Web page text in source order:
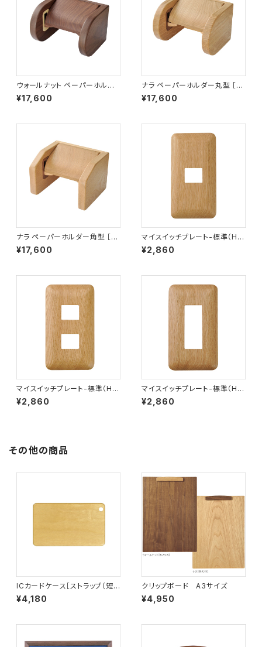
ウォールナット ペーパーホルダ
ー丸型 ［TH-1W］
¥17,600
ナラ ペーパーホルダー丸型 ［T
H-1N］
¥17,600
ナラ ペーパーホルダー角型 ［T
H-2N］
¥17,600
マイスイッチプレート-標準（H）1
連１口
¥2,860
マイスイッチプレート-標準（H）1
連2口
¥2,860
マイスイッチプレート-標準（H）1
連3口
¥2,860
その他の商品
ICカードケース［ストラップ（短）
付き］イエローハート［IC-1Y］
¥4,180
クリップボード A3サイズ
¥4,950